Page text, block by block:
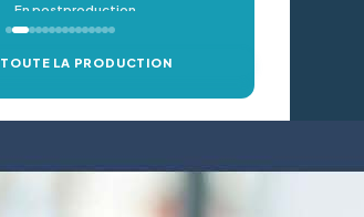
En postproduction
TOUTE LA PRODUCTION